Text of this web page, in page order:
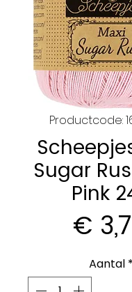
Productcode:
Sugar
Pink
€
Aantal *